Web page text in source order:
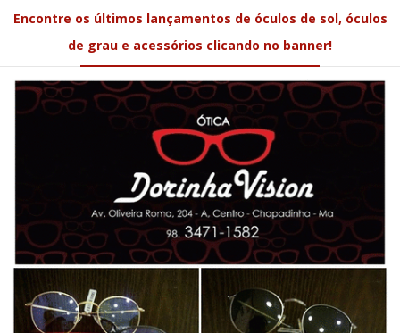
Encontre os últimos lançamentos de óculos de sol, óculos
de grau e acessórios clicando no banner!